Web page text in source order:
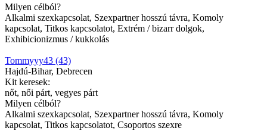
Milyen célból?
Alkalmi szexkapcsolat, Szexpartner hosszú távra, Komoly
kapcsolat, Titkos kapcsolatot, Extrém / bizarr dolgok,
Exhibicionizmus / kukkolás
Tommyyy43 (43)
Hajdú-Bihar, Debrecen
Kit keresek:
nőt, női párt, vegyes párt
Milyen célból?
Alkalmi szexkapcsolat, Szexpartner hosszú távra, Komoly
kapcsolat, Titkos kapcsolatot, Csoportos szexre